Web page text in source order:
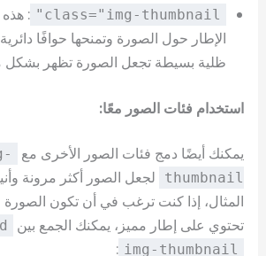
class="img-thumbnail"
: هذه
الإطار حول الصورة وتمنحها حوافًا
ظلية بسيطة تجعل الصورة تظهر
استخدام فئات الصور معًا:
يمكنك أيضًا دمج فئات الصور الأخرى مع
thumbnail
لجعل الصور أكثر مرونة
المثال، إذا كنت ترغب في أن تكون الصورة
تحتوي على إطار مميز، يمكنك الجمع بين
img-thumbnail
: